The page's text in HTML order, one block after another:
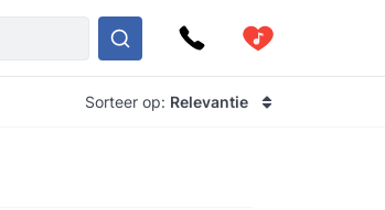
Sorteer op: Relevantie